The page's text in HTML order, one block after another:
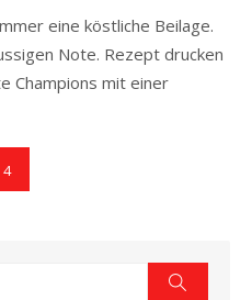
eine köstliche Beilage.
Note. Rezept drucken
Champions mit einer
4